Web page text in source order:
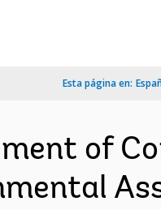
Esta página en:
of